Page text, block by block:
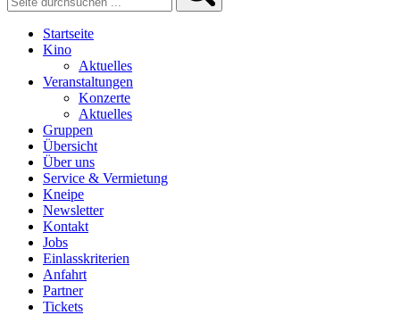
Startseite
Kino
Aktuelles
Veranstaltungen
Konzerte
Aktuelles
Gruppen
Übersicht
Über uns
Service & Vermietung
Kneipe
Newsletter
Kontakt
Jobs
Einlasskriterien
Anfahrt
Partner
Tickets